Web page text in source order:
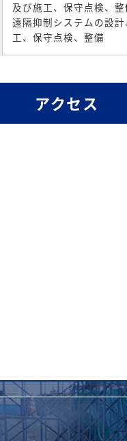
及び施工、保守点検、整
遠隔抑制システムの設
工、保守点検、整備
アクセス